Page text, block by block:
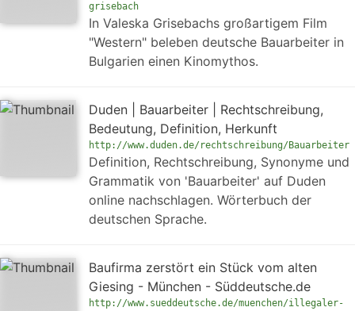
grisebach
In Valeska Grisebachs großartigem Film
"Western" beleben deutsche Bauarbeiter in
Bulgarien einen Kinomythos.
Duden | Bauarbeiter | Rechtschreibung,
Bedeutung, Definition, Herkunft
http://www.duden.de/rechtschreibung/Bauarbeiter
Definition, Rechtschreibung, Synonyme und
Grammatik von 'Bauarbeiter' auf Duden
online nachschlagen. Wörterbuch der
deutschen Sprache.
Baufirma zerstört ein Stück vom alten
Giesing - München - Süddeutsche.de
http://www.sueddeutsche.de/muenchen/illegaler-